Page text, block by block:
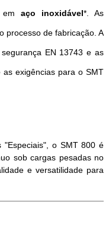
em aço inoxidável*. As
processo de fabricação. A
EN 13743 e as
exigências para o SMT
"Especiais", o SMT 800 é
sob cargas pesadas no
e versatilidade para